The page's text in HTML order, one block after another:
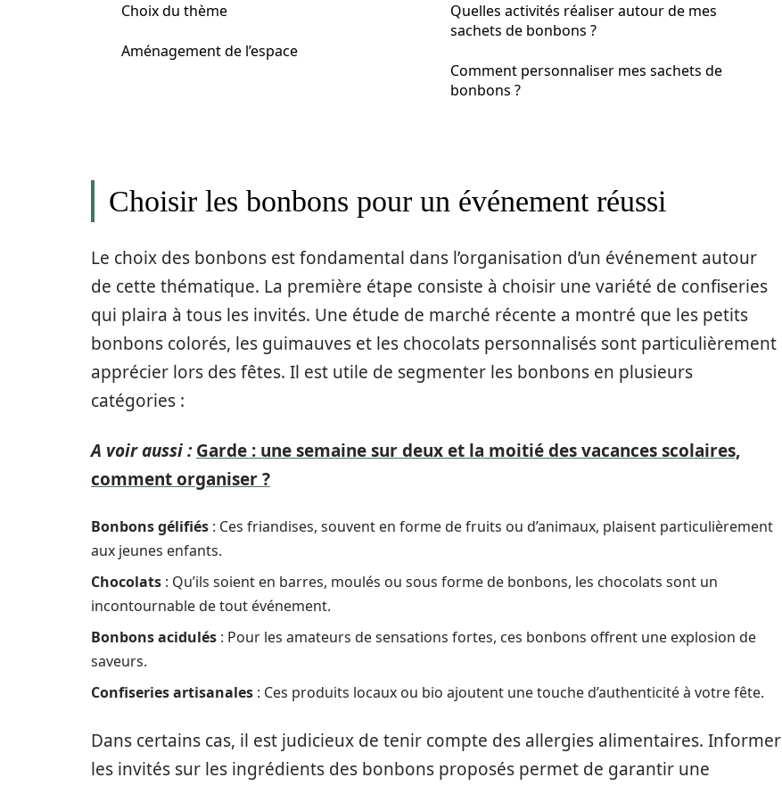
Choix du thème
Aménagement de l’espace
Quelles activités réaliser autour de mes
sachets de bonbons ?
Comment personnaliser mes sachets de
bonbons ?
Choisir les bonbons pour un événement réussi
Le choix des bonbons est fondamental dans l’organisation d’un événement autour
de cette thématique. La première étape consiste à choisir une variété de confiseries
qui plaira à tous les invités. Une étude de marché récente a montré que les petits
bonbons colorés, les guimauves et les chocolats personnalisés sont particulièrement
apprécier lors des fêtes. Il est utile de segmenter les bonbons en plusieurs
catégories :
A voir aussi : Garde : une semaine sur deux et la moitié des vacances scolaires,
comment organiser ?
Bonbons gélifiés : Ces friandises, souvent en forme de fruits ou d’animaux, plaisent particulièrement
aux jeunes enfants.
Chocolats : Qu’ils soient en barres, moulés ou sous forme de bonbons, les chocolats sont un
incontournable de tout événement.
Bonbons acidulés : Pour les amateurs de sensations fortes, ces bonbons offrent une explosion de
saveurs.
Confiseries artisanales : Ces produits locaux ou bio ajoutent une touche d’authenticité à votre fête.
Dans certains cas, il est judicieux de tenir compte des allergies alimentaires. Informer
les invités sur les ingrédients des bonbons proposés permet de garantir une